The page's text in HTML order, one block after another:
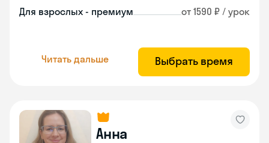
Для взрослых - премиум от 1590 ₽ / урок
Читать дальше Выбрать время
Анна